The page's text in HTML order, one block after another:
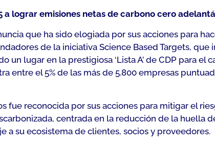
lograr emisiones netas de carbono cero
que ha sido elogiada por sus acciones para
de la iniciativa Science Based Targets,
un lugar en la prestigiosa ‘Lista A’ de CDP para
entre el 5% de las más de 5.800 empresas
fue reconocida por sus acciones para mitigar el
centrada en la reducción de la huella
a su ecosistema de clientes, socios y proveedores.